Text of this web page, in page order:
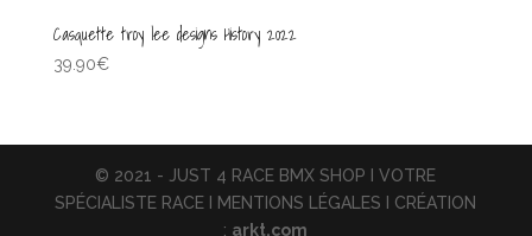
Casquette troy lee designs History 2022
39.90€
© 2021 - JUST 4 RACE BMX SHOP I VOTRE
SPÉCIALISTE RACE I MENTIONS LÉGALES I CRÉATION
: arkt.com